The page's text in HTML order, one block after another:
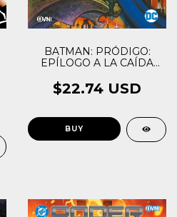
BATMAN: PRÓDIGO:
EPÍLOGO A LA CAÍDA
$22.74 USD